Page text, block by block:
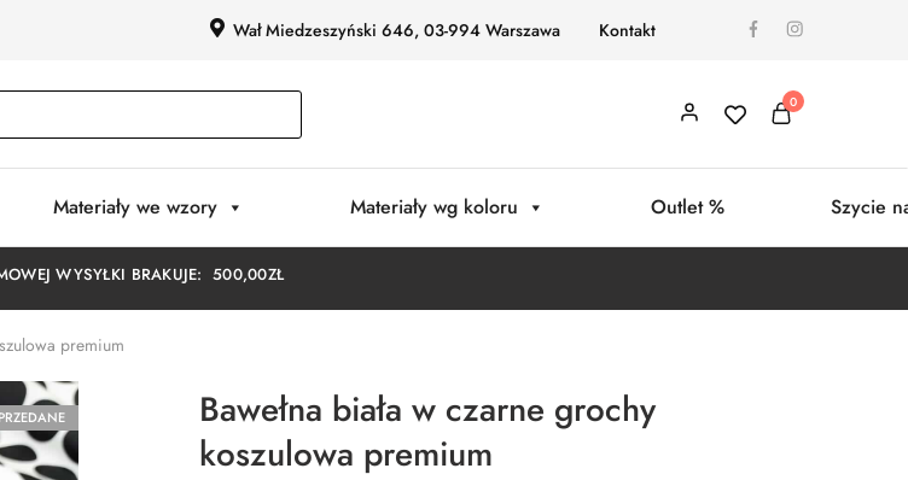
Wał Miedzeszyński 646, 03-994 Warszawa Kontakt
0
Materiały we wzory Materiały wg koloru Outlet % Szycie
WYSYŁKI BRAKUJE:500,00ZŁ
premium
Bawełna biała w czarne grochy
koszulowa premium